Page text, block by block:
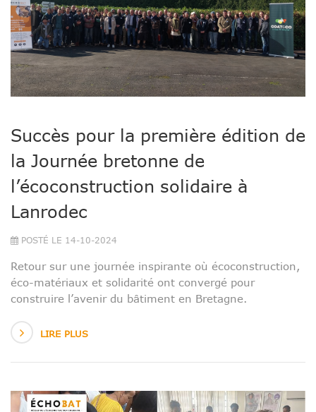
Succès pour la première édition de
la Journée bretonne de
l’écoconstruction solidaire à
Lanrodec
POSTÉ LE 14-10-2024
Retour sur une journée inspirante où écoconstruction,
éco-matériaux et solidarité ont convergé pour
construire l’avenir du bâtiment en Bretagne.
LIRE PLUS